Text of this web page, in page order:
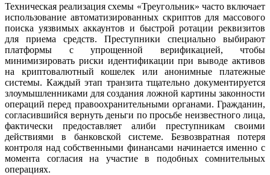
Техническая реализация схемы «Треугольник» часто включает
использование автоматизированных скриптов для массового
поиска уязвимых аккаунтов и быстрой ротации реквизитов
для приема средств. Преступники специально выбирают
платформы с упрощенной верификацией, чтобы
минимизировать риски идентификации при выводе активов
на криптовалютный кошелек или анонимные платежные
системы. Каждый этап транзита тщательно документируется
злоумышленниками для создания ложной картины законности
операций перед правоохранительными органами. Гражданин,
согласившийся вернуть деньги по просьбе неизвестного лица,
фактически предоставляет алиби преступникам своими
действиями в банковской системе. Безвозвратная потеря
контроля над собственными финансами начинается именно с
момента согласия на участие в подобных сомнительных
операциях.